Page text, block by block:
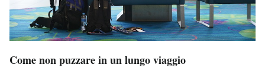
Come non puzzare in un lungo viaggio